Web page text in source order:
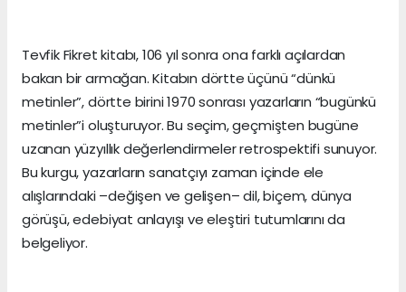
Tevfik Fikret kitabı, 106 yıl sonra ona farklı açılardan
bakan bir armağan. Kitabın dörtte üçünü “dünkü
metinler”, dörtte birini 1970 sonrası yazarların “bugünkü
metinler”i oluşturuyor. Bu seçim, geçmişten bugüne
uzanan yüzyıllık değerlendirmeler retrospektifi sunuyor.
Bu kurgu, yazarların sanatçıyı zaman içinde ele
alışlarındaki –değişen ve gelişen– dil, biçem, dünya
görüşü, edebiyat anlayışı ve eleştiri tutumlarını da
belgeliyor.